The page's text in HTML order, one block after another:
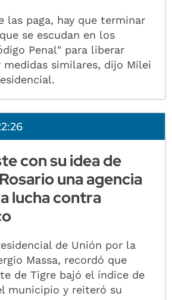
las paga, hay que terminar
se escudan en los
Penal" para liberar
similares, dijo Milei
con su idea de
una agencia
lucha contra
de Unión por la
Massa, recordó que
de Tigre bajó el índice de
municipio y reiteró su